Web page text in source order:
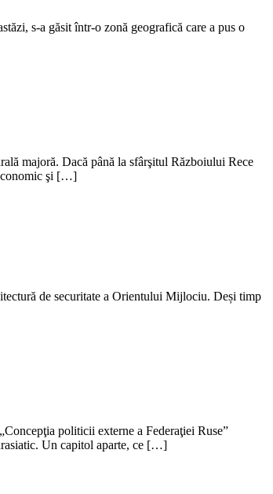
s-a găsit într-o zonă geografică care a pus o
majoră. Dacă până la sfârşitul Războiului Rece
şi […]
de securitate a Orientului Mijlociu. Deși timp
politicii externe a Federaţiei Ruse”
Un capitol aparte, ce […]